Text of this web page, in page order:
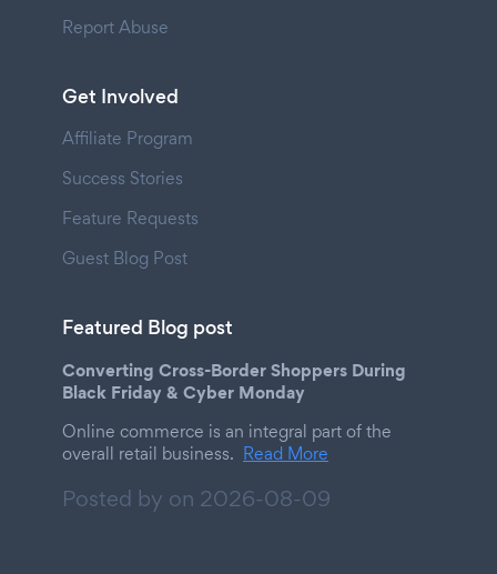
Report Abuse
Get Involved
Affiliate Program
Success Stories
Feature Requests
Guest Blog Post
Featured Blog post
Converting Cross-Border Shoppers During
Black Friday & Cyber Monday
Online commerce is an integral part of the
overall retail business. Read More
Posted by on 2026-08-09